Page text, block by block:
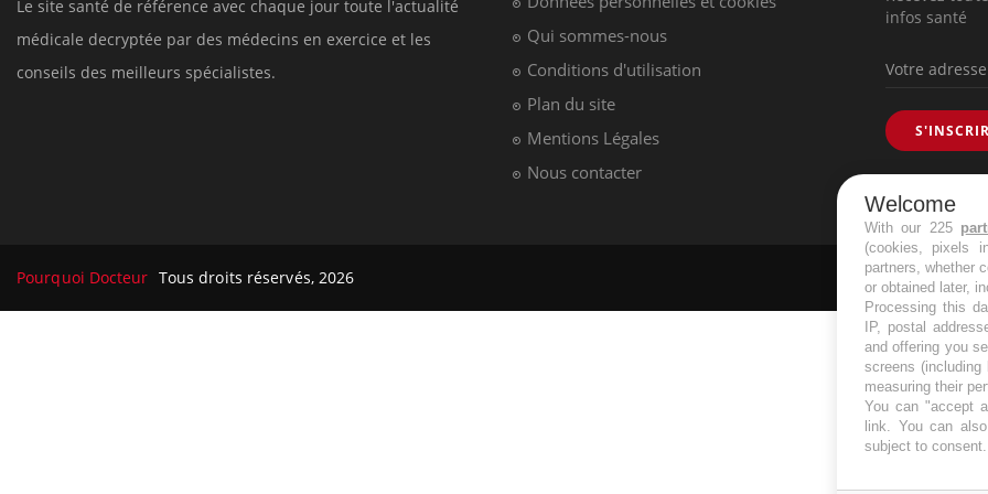
Le site santé de référence avec chaque jour toute l'actualité
médicale decryptée par des médecins en exercice et les
conseils des meilleurs spécialistes.
Qui sommes-nous
Conditions d'utilisation
Plan du site
Mentions Légales
Nous contacter
infos santé
Pourquoi Docteur Tous droits réservés, 2026
Welcome
With our 225
(cookies, pixels
partners, whether
or obtained later,
Processing this
IP, postal
and offering you
screens
measuring their
You can "accept
link. You can
subject to